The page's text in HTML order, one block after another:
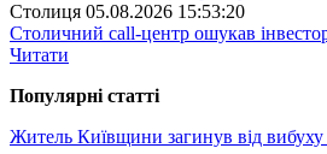
Столиця 05.08.2026 15:53:20
Столичний call-центр ошукав
Читати
Популярнi статтi
Житель Київщини загинув від вибуху